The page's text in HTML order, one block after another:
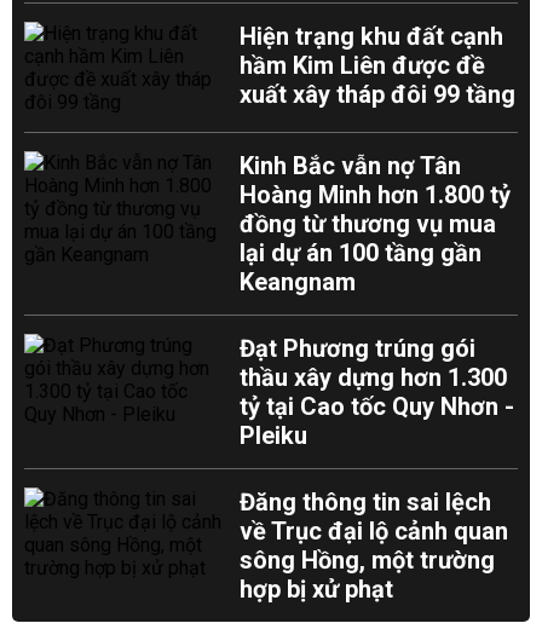
Hiện trạng khu đất cạnh
hầm Kim Liên được đề
xuất xây tháp đôi 99 tầng
Kinh Bắc vẫn nợ Tân
Hoàng Minh hơn 1.800 tỷ
đồng từ thương vụ mua
lại dự án 100 tầng gần
Keangnam
Đạt Phương trúng gói
thầu xây dựng hơn 1.300
tỷ tại Cao tốc Quy Nhơn -
Pleiku
Đăng thông tin sai lệch
về Trục đại lộ cảnh quan
sông Hồng, một trường
hợp bị xử phạt